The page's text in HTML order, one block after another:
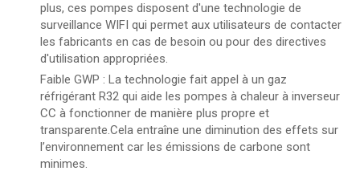
plus, ces pompes disposent d'une technologie de
surveillance WIFI qui permet aux utilisateurs de contacter
les fabricants en cas de besoin ou pour des directives
d'utilisation appropriées.
Faible GWP : La technologie fait appel à un gaz
réfrigérant R32 qui aide les pompes à chaleur à inverseur
CC à fonctionner de manière plus propre et
transparente.Cela entraîne une diminution des effets sur
l’environnement car les émissions de carbone sont
minimes.